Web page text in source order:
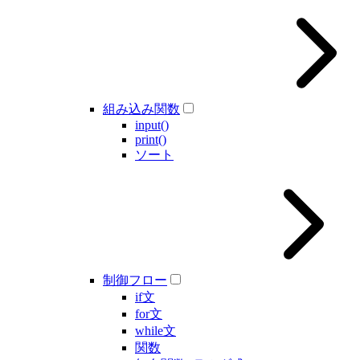
組み込み関数
input()
print()
ソート
制御フロー
if文
for文
while文
関数